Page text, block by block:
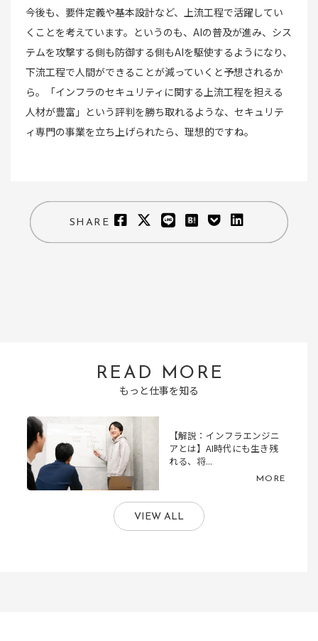
今後も、要件定義や基本設計など、上流工程で活躍してい
くことを考えています。というのも、AIの普及が進み、シス
テムを攻撃する側も防御する側もAIを駆使するようになり、
下流工程で人間ができることが減っていくと予想されるか
ら。「インフラのセキュリティに関する上流工程を担える
人材が豊富」という評判を勝ち取れるような、セキュリテ
ィ専門の事業を立ち上げられたら、理想的ですね。
SHARE
READ MORE
もっと仕事を知る
【解説：インフラエンジニ
アとは】AI時代にも生き残
れる、将...
MORE
VIEW ALL